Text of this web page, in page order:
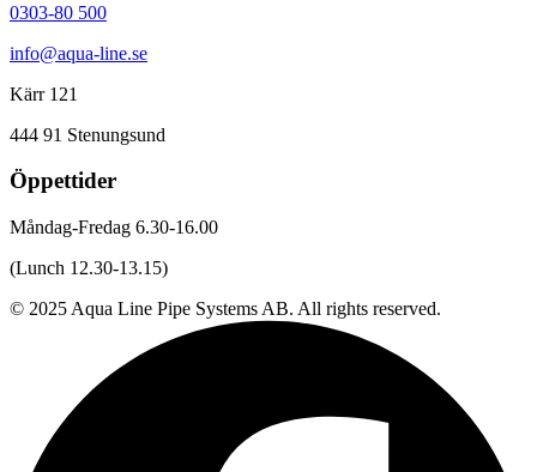
0303-80 500
info@aqua-line.se
Kärr 121
444 91 Stenungsund
Öppettider
Måndag-Fredag 6.30-16.00
(Lunch 12.30-13.15)
© 2025 Aqua Line Pipe Systems AB. All rights reserved.